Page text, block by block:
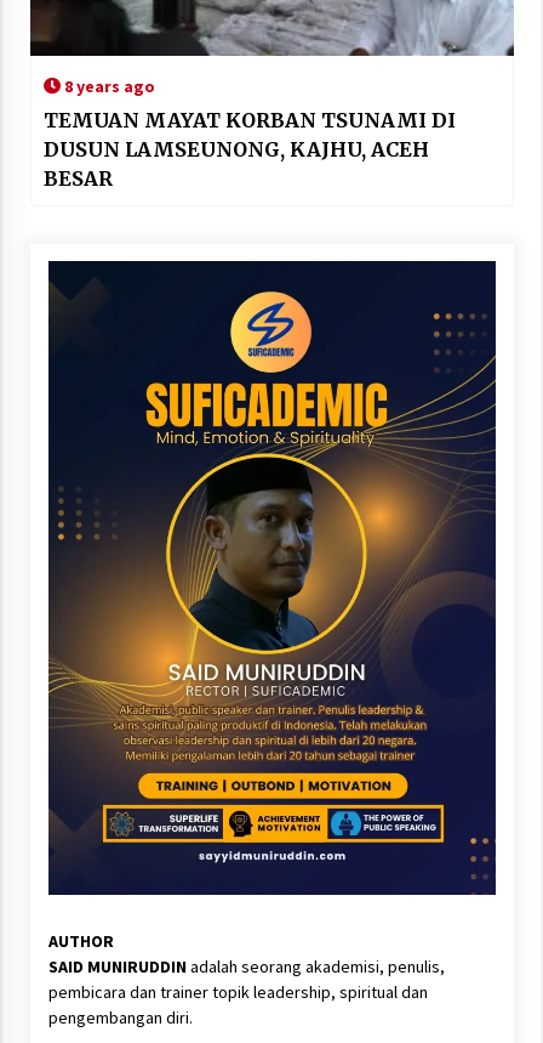
8 years ago
TEMUAN MAYAT KORBAN TSUNAMI DI
DUSUN LAMSEUNONG, KAJHU, ACEH
BESAR
AUTHOR
SAID MUNIRUDDINadalah seorang akademisi, penulis,
pembicara dan trainer topik leadership, spiritual dan
pengembangan diri.